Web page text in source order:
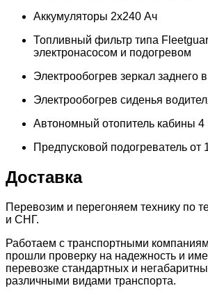
Аккумуляторы 2х240 Ач
Топливный фильтр типа
электронасосом и подогревом
Электрообогрев зеркал заднего
Электрообогрев сиденья
Автономный отопитель кабины 4
Предпусковой подогреватель от
Доставка
Перевозим и перегоняем технику по
и СНГ.
Работаем с транспортными
прошли проверку на надежность и
перевозке стандартных и
различными видами транспорта.